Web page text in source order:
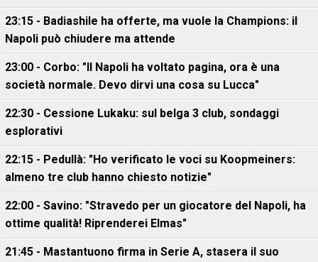
23:15 - Badiashile ha offerte, ma vuole la Champions: il
Napoli può chiudere ma attende
23:00 - Corbo: "Il Napoli ha voltato pagina, ora è una
società normale. Devo dirvi una cosa su Lucca"
22:30 - Cessione Lukaku: sul belga 3 club, sondaggi
esplorativi
22:15 - Pedullà: "Ho verificato le voci su Koopmeiners:
almeno tre club hanno chiesto notizie"
22:00 - Savino: "Stravedo per un giocatore del Napoli, ha
ottime qualità! Riprenderei Elmas"
21:45 - Mastantuono firma in Serie A, stasera il suo